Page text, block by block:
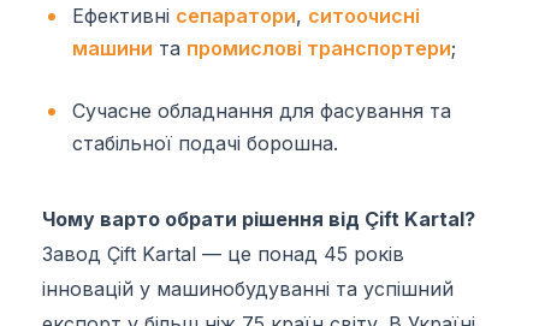
Ефективні сепаратори, ситоочисні
машини та промислові транспортери;
Сучасне обладнання для фасування та
стабільної подачі борошна.
Чому варто обрати рішення від Çift Kartal?
Завод Çift Kartal — це понад 45 років
інновацій у машинобудуванні та успішний